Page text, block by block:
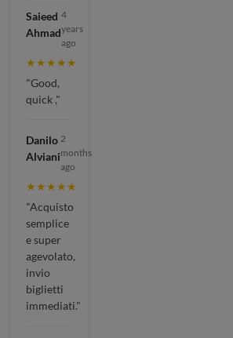
Saieed
Ahmad
4
years
ago
★★★★★
"Good,
quick ,"
Danilo
Alviani
2
months
ago
★★★★★
"Acquisto
semplice
e super
agevolato,
invio
biglietti
immediati."